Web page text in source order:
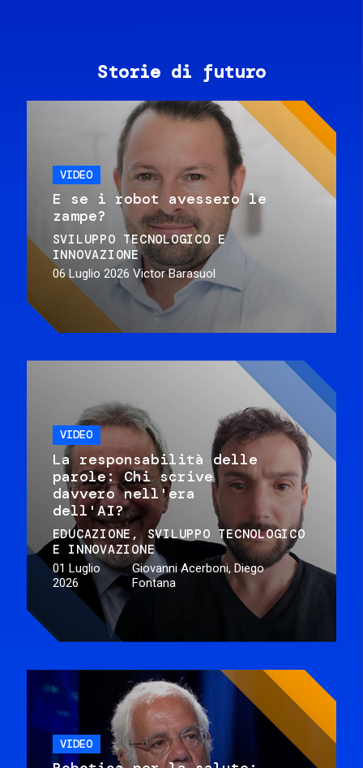
Storie di futuro
VIDEO
E se i robot avessero le
zampe?
SVILUPPO TECNOLOGICO E
INNOVAZIONE
06 Luglio 2026 Victor Barasuol
VIDEO
La responsabilità delle
parole: Chi scrive
davvero nell'era
dell'AI?
EDUCAZIONE
SVILUPPO TECNOLOGICO
E INNOVAZIONE
01 Luglio
2026
Giovanni Acerboni, Diego
Fontana
VIDEO